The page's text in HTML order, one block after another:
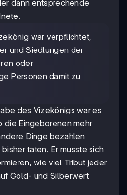
dann entsprechende
war verpflichtet,
und Siedlungen der
oder
Personen damit zu
des Vizekönigs war es
die Eingeborenen mehr
Dinge bezahlen
taten. Er musste sich
wie viel Tribut jeder
Gold- und Silberwert